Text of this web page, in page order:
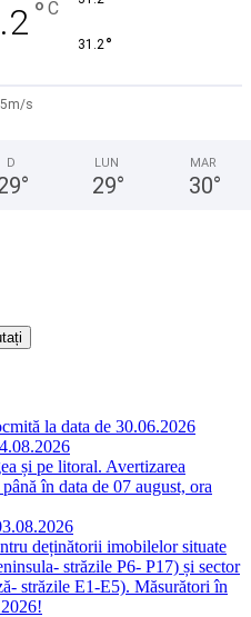
° C
31.2°
s
D
°
LUN
29°
MAR
30°
la data de 30.06.2026
și pe litoral. Avertizarea
în data de 07 august, ora
deținătorii imobilelor situate
străzile P6- P17) și sector
străzile E1-E5). Măsurători în